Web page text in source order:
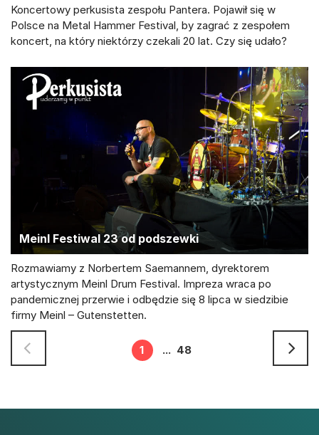
Koncertowy perkusista zespołu Pantera. Pojawił się w
Polsce na Metal Hammer Festival, by zagrać z zespołem
koncert, na który niektórzy czekali 20 lat. Czy się udało?
Meinl Festiwal 23 od podszewki
Rozmawiamy z Norbertem Saemannem, dyrektorem
artystycznym Meinl Drum Festival. Impreza wraca po
pandemicznej przerwie i odbędzie się 8 lipca w siedzibie
firmy Meinl – Gutenstetten.
1 ... 48